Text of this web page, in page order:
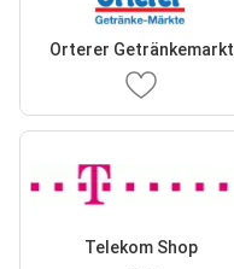
Orterer Getränkemarkt
Telekom Shop